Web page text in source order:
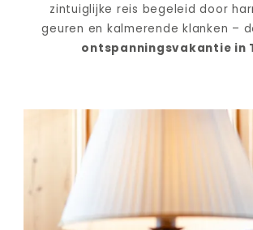
zintuiglijke reis begeleid door
geuren en kalmerende klanken –
ontspanningsvakantie in